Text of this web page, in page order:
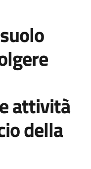
attività
della